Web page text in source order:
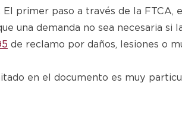
El primer paso a través de la
una demanda no sea necesaria
de reclamo por daños, lesiones o
en el documento es muy